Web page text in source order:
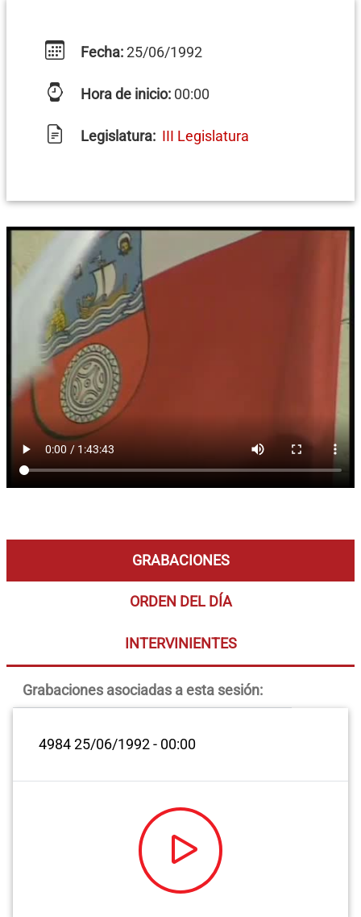
Fecha: 25/06/1992
Hora de inicio: 00:00
Legislatura: III Legislatura
GRABACIONES
ORDEN DEL DÍA
INTERVINIENTES
Grabaciones asociadas a esta sesión:
4984 25/06/1992 - 00:00